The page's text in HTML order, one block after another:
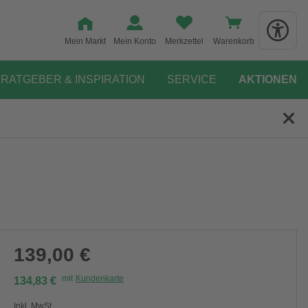
Mein Markt Mein Konto Merkzettel Warenkorb
RATGEBER & INSPIRATION SERVICE AKTIONEN
139,00 €
134,83 € mit Kundenkarte
Inkl. MwSt.